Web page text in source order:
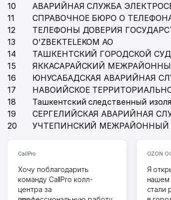
SEARS-ORIGINAL ООО
PAXTASANOAT ILMIY MARKAZI АО
A-NIKA ООО
FOTOEFFEKT ООО
RITA INVESTMENT ООО
MINISO HOME ООО
ЮГАЙ В.К. ЧП
NAKAS TRAVEL PLUS DESIGN ООО
49 SANSIDI UN PAK ООО
10
АВАРИЙНАЯ СЛУЖБА
11
СПРАВОЧНОЕ БЮРО О
12
ТЕЛЕФОНЫ ДОВЕРИЯ
13
O'ZBEKTELEKOM АО
14
ТАШКЕНТСКИЙ ГОРОДСКОЙ
15
ЯККАСАРАЙСКИЙ
16
ЮНУСАБАДСКАЯ АВАРИЙНАЯ
17
НАВОИЙСКОЕ
18
Ташкентский следственный
19
СЕРГЕЛИЙСКАЯ АВАРИЙНАЯ
20
УЧТЕПИНСКИЙ
CallPro
Хочу поблагодарить
команду CallPro колл-
центра за
OZON
Я
нашем
стали